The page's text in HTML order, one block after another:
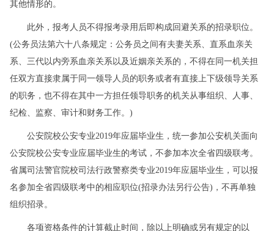
其他情形的。
此外，报考人员不得报考录用后即构成回避关系的招录职位。
(公务员法第六十八条规定：公务员之间有夫妻关系、直系血亲关
系、三代以内旁系血亲关系以及近姻亲关系的，不得在同一机关担
任双方直接隶属于同一领导人员的职务或者有直接上下级领导关系
的职务，也不得在其中一方担任领导职务的机关从事组织、人事、
纪检、监察、审计和财务工作。)
公安院校公安专业2019年应届毕业生，统一参加公安机关面向
公安院校公安专业应届毕业生的考试，不参加本次全省四级联考。
省属司法警官院校司法行政警察类专业2019年应届毕业生，可以报
名参加全省四级联考中的相应职位(招录办法另行公告)，不再单独
组织招录。
各项资格条件的计算截止时间，除以上明确或另有规定的以